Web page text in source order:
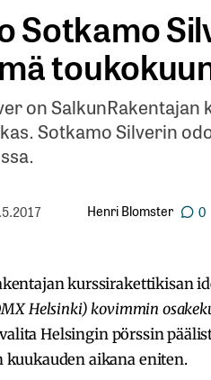
Sotkamo
on
Sotkamo Silverin
Henri Blomster 0
kurssirakettikisan
Helsinki) kovimmin
Helsingin pörssin
kuukauden aikana eniten.